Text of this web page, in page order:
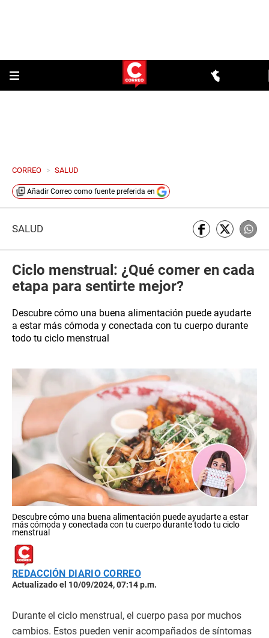
CORREO > SALUD
Añadir Correo como fuente preferida en
SALUD
Ciclo menstrual: ¿Qué comer en cada
etapa para sentirte mejor?
Descubre cómo una buena alimentación puede ayudarte
a estar más cómoda y conectada con tu cuerpo durante
todo tu ciclo menstrual
Descubre cómo una buena alimentación puede ayudarte a estar
más cómoda y conectada con tu cuerpo durante todo tu ciclo
menstrual
REDACCIÓN DIARIO CORREO
Actualizado el 10/09/2024, 07:14 p.m.
Durante el ciclo menstrual, el cuerpo pasa por muchos
cambios. Estos pueden venir acompañados de síntomas